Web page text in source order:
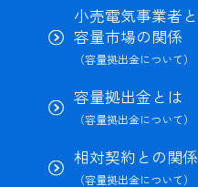
小売電気事業者と
容量市場の関係
（容量拠出金について）
容量拠出金とは
（容量拠出金について）
相対契約との関係
（容量拠出金について）